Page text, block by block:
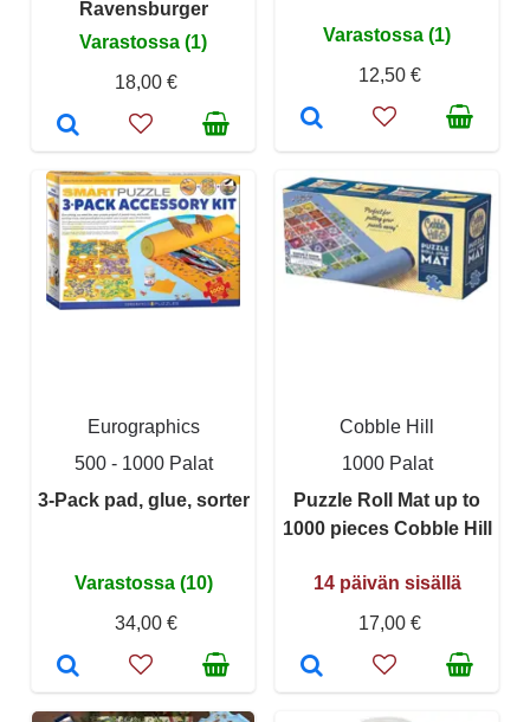
Ravensburger
Varastossa (1)
18,00 €
Varastossa (1)
12,50 €
Eurographics
500 - 1000 Palat
3-Pack pad, glue, sorter
Varastossa (10)
34,00 €
Cobble Hill
1000 Palat
Puzzle Roll Mat up to
1000 pieces Cobble Hill
14 päivän sisällä
17,00 €